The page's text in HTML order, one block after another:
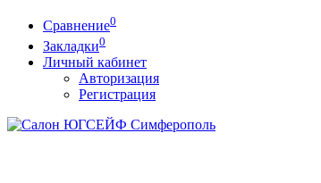
Сравнение0
Закладки0
Личный кабинет
Авторизация
Регистрация